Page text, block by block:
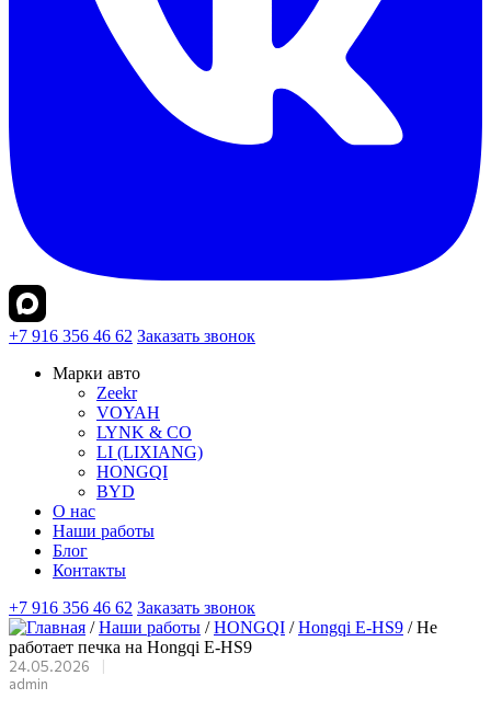
+7 916 356 46 62 Заказать звонок
Марки авто
Zeekr
VOYAH
LYNK & CO
LI (LIXIANG)
HONGQI
BYD
О нас
Наши работы
Блог
Контакты
+7 916 356 46 62 Заказать звонок
/ Наши работы / HONGQI / Hongqi E-HS9 / Не
работает печка на Hongqi E-HS9
24.05.2026
admin